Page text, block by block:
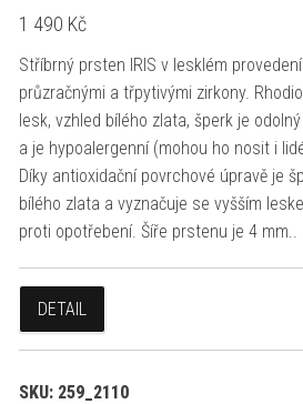
1 490 Kč
Stříbrný prsten IRIS v lesklém
průzračnými a třpytivými zirkony.
lesk, vzhled bílého zlata, šperk je
a je hypoalergenní (mohou ho nosit i
Díky antioxidační povrchové úpravě je
bílého zlata a vyznačuje se vyšším
proti opotřebení. Šíře prstenu je 4 mm..
DETAIL
SKU: 259_2110